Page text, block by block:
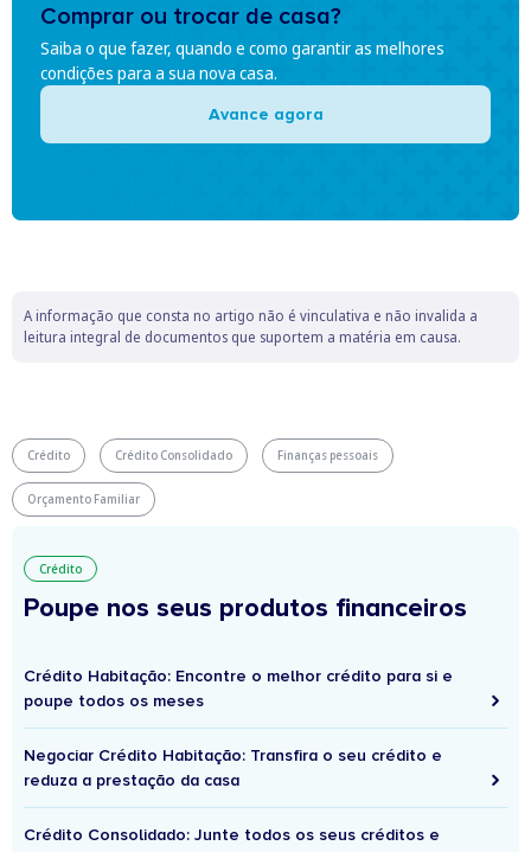
Comprar ou trocar de casa?
Saiba o que fazer, quando e como garantir as melhores
condições para a sua nova casa.
Avance agora
A informação que consta no artigo não é vinculativa e não invalida a
leitura integral de documentos que suportem a matéria em causa.
Crédito Crédito Consolidado Finanças pessoais
Orçamento Familiar
Crédito
Poupe nos seus produtos financeiros
Crédito Habitação: Encontre o melhor crédito para si e
poupe todos os meses
Negociar Crédito Habitação: Transfira o seu crédito e
reduza a prestação da casa
Crédito Consolidado: Junte todos os seus créditos e